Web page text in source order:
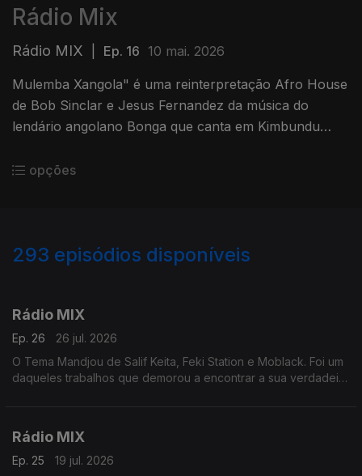
Rádio Mix
Rádio MIX Ep. 16 10 mai. 2026
Mulemba Xangola" é uma reinterpretação Afro House
de Bob Sinclar e Jesus Fernandez da música do
lendário angolano Bonga que canta em Kimbundu
atmosfera festiva
opções
293 episódios disponíveis
Rádio MIX
Ep. 26
26 jul. 2026
O Tema Mandjou de Salif Keita, Feki Station e Moblack. Foi um
daqueles trabalhos que demorou a encontrar a sua verdadeira
Rádio MIX
Ep. 25
19 jul. 2026